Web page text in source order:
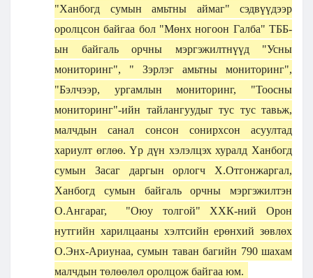
"Ханбогд сумын амьтны аймаг" сэдвүүдээр
оролцсон байгаа бол "Мөнх ногоон Галба" ТББ-
ын байгаль орчны мэргэжилтнүүд "Усны
мониторинг", " Зэрлэг амьтны мониторинг",
"Бэлчээр, ургамлын мониторинг, "Тоосны
мониторинг"-ийн тайлангуудыг тус тус тавьж,
малчдын санал сонсон сонирхсон асуултад
хариулт өглөө. Үр дүн хэлэлцэх хуралд Ханбогд
сумын Засаг даргын орлогч Х.Отгонжаргал,
Ханбогд сумын байгаль орчны мэргэжилтэн
О.Ангараг, "Оюу толгой" ХХК-ний Орон
нутгийн харилцааны хэлтсийн ерөнхий зөвлөх
О.Энх-Ариунаа, сумын таван багийн 790 шахам
малчдын төлөөлөл оролцож байгаа юм.